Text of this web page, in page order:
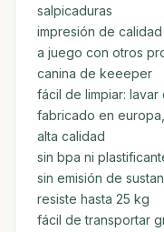
salpicaduras
impresión de
a juego con otros
canina de keeeper
fácil de limpiar:
fabricado en
alta calidad
sin bpa ni
sin emisión de
resiste hasta 25 kg
fácil de transportar